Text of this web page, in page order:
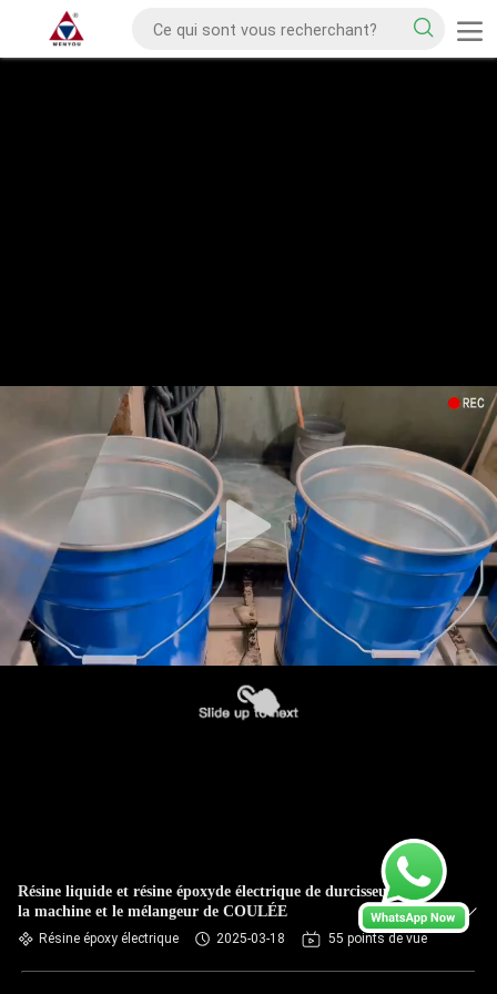
Résine liquide et résine époxyde électrique de durcisseur avec
la machine et le mélangeur de COULÉE
Résine époxy électrique 2025-03-18 55 points de vue